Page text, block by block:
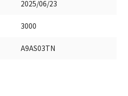
2025/06/23
3000
A9AS03TN